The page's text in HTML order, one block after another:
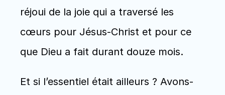
réjoui de la joie qui a traversé les
cœurs pour Jésus-Christ et pour ce
que Dieu a fait durant douze mois.
Et si l’essentiel était ailleurs ? Avons-